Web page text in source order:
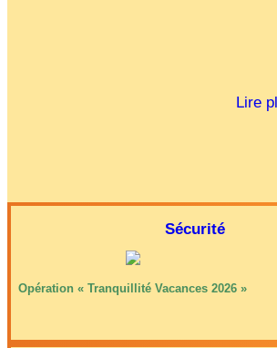
Lire
Sécurité
Opération « Tranquillité Vacances 2026 »